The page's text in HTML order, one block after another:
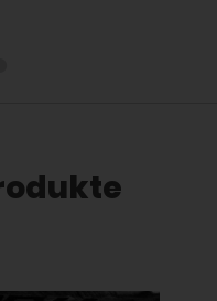
der Produktseite gewählt werden